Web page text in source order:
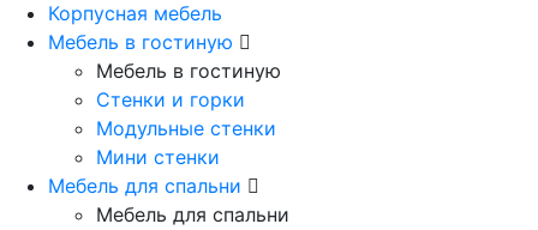
Корпусная мебель
Мебель в гостиную
Мебель в гостиную
Стенки и горки
Модульные стенки
Мини стенки
Мебель для спальни
Мебель для спальни